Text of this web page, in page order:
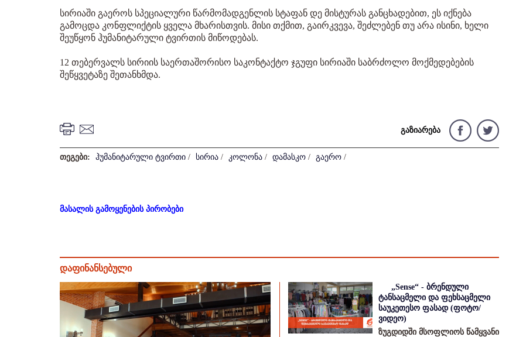
სირიაში გაეროს სპეციალური წარმომადგენლის სტაფან დე მისტურას განცხადებით, ეს იქნება
გამოცდა კონფლიქტის ყველა მხარისთვის. მისი თქმით, გაირკვევა, შეძლებენ თუ არა ისინი, ხელი
შეუწყონ ჰუმანიტარული ტვირთის მიწოდებას.
12 თებერვალს სირიის საერთაშორისო საკონტაქტო ჯგუფი სირიაში საბრძოლო მოქმედებების
შეწყვეტაზე შეთანხმდა.
გაზიარება
თეგები: ჰუმანიტარული ტვირთი / სირია / კოლონა / დამასკო / გაერო /
მასალის გამოყენების პირობები
დაფინანსებული
„Sense“ - ბრენდული
ტანსაცმელი და ფეხსაცმელი
საუკეთესო ფასად (ფოტო/
ვიდეო)
ზუგდიდში მსოფლიოს წამყვანი